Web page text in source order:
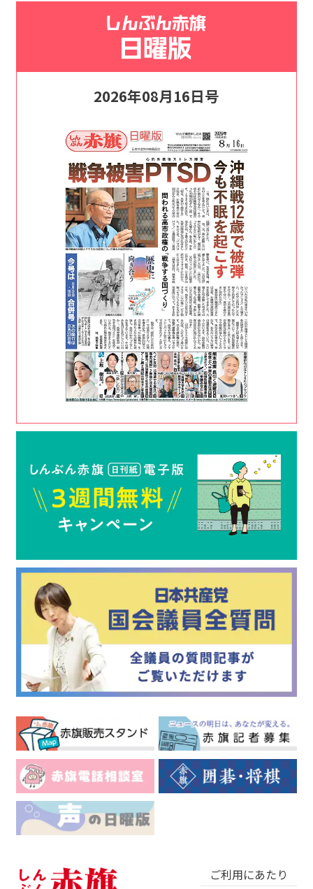
2026年08月16日号
ご利用にあたり